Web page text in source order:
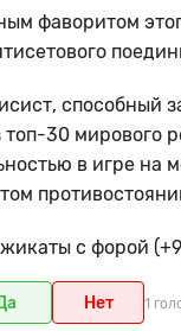
фаворитом
способный
30 мирового
в игре на
с форой
Нет 1